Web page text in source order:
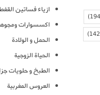
ازياء فساتين
اكسسوارات
الحمل و الولادة
الحياة الزوجية
الطبخ و حلويات
العروس المغربية